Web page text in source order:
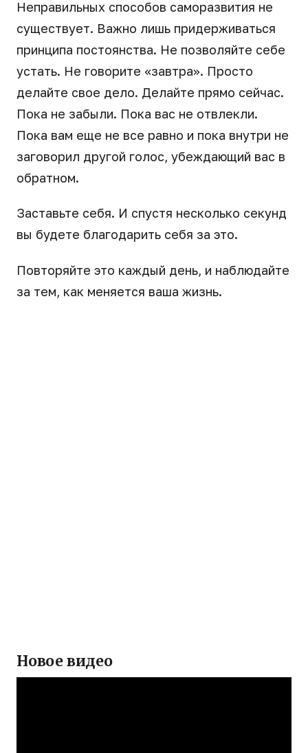
Неправильных способов саморазвития не
существует. Важно лишь придерживаться
принципа постоянства. Не позволяйте себе
устать. Не говорите «завтра». Просто
делайте свое дело. Делайте прямо сейчас.
Пока не забыли. Пока вас не отвлекли.
Пока вам еще не все равно и пока внутри не
заговорил другой голос, убеждающий вас в
обратном.
Заставьте себя. И спустя несколько секунд
вы будете благодарить себя за это.
Повторяйте это каждый день, и наблюдайте
за тем, как меняется ваша жизнь.
Новое видео